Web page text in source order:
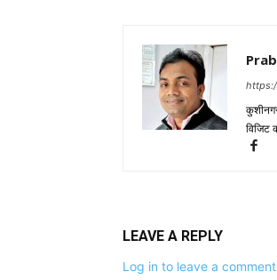
विजिट
LEAVE A REPLY
Log in to leave a comment